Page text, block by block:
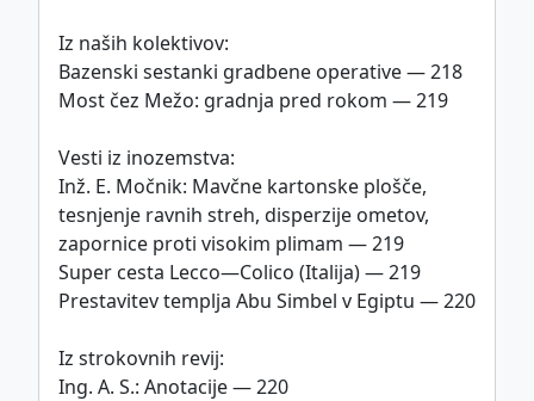
Iz naših kolektivov:
Bazenski sestanki gradbene operative — 218
Most čez Mežo: gradnja pred rokom — 219
Vesti iz inozemstva:
Inž. E. Močnik: Mavčne kartonske plošče,
tesnjenje ravnih streh, disperzije ometov,
zapornice proti visokim plimam — 219
Super cesta Lecco—Colico (Italija) — 219
Prestavitev templja Abu Simbel v Egiptu — 220
Iz strokovnih revij:
Ing. A. S.: Anotacije — 220